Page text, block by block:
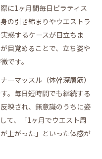
に1ヶ月間毎日ピラティス
の引き締まりやウエストラ
感するケースが目立ちま
目覚めることで、立ち姿や
です。
ーマッスル（体幹深層筋）
。毎日短時間でも継続する
映され、無意識のうちに姿
て、「1ヶ月でウエスト周
上がった」といった体感が